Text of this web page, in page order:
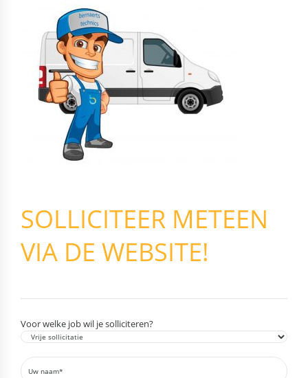
SOLLICITEER METEEN
VIA DE WEBSITE!
Voor welke job wil je solliciteren?